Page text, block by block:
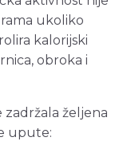
ukoliko
kalorijski
obroka i
zadržala željena
upute: